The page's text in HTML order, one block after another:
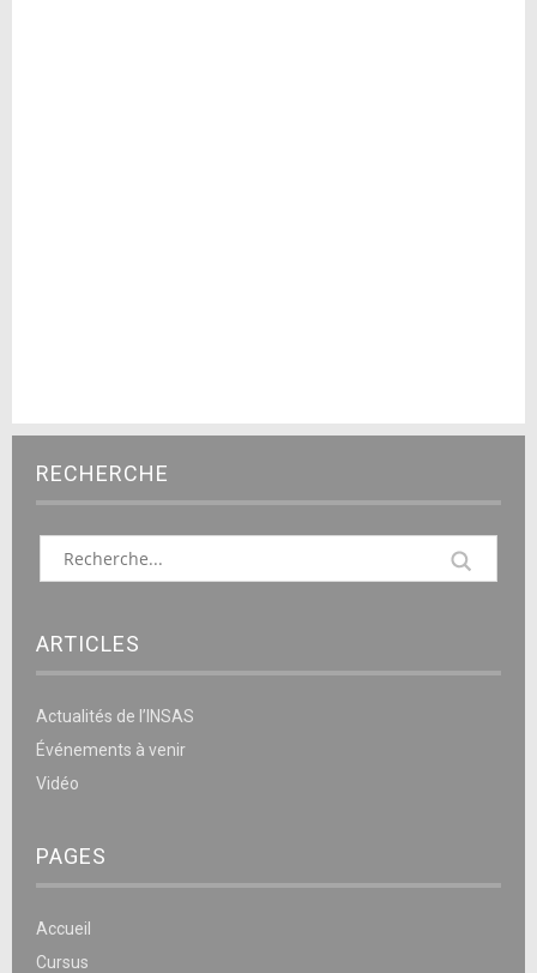
RECHERCHE
ARTICLES
Actualités de l’INSAS
Événements à venir
Vidéo
PAGES
Accueil
Cursus